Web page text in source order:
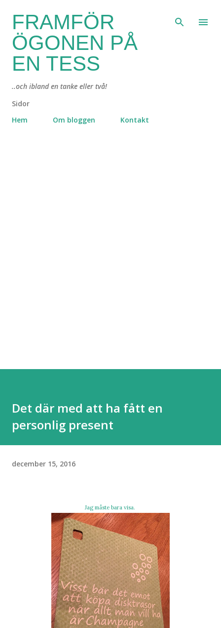
Fortsätt till huvudinnehåll
FRAMFÖR
ÖGONEN PÅ
EN TESS
..och ibland en tanke eller två!
Sidor
Hem
Om bloggen Kontakt
Det där med att ha fått en
personlig present
december 15, 2016
Jag måste bara visa.